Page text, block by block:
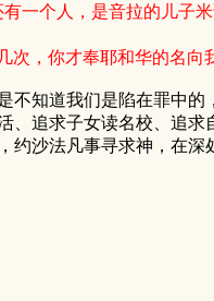
有一个人，是音拉的儿子
次，你才奉耶和华的名向
知道我们是陷在罪中的
、追求子女读名校、追
沙法凡事寻求神，在深